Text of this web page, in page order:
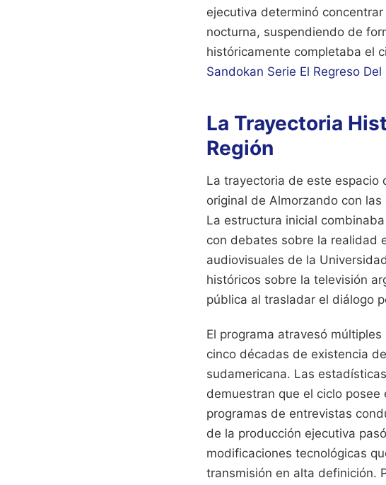
ejecutiva determinó
nocturna, suspendiendo de
históricamente completaba el
Sandokan Serie El Regreso
La Trayectoria
Región
La trayectoria de este espacio
original de Almorzando con
La estructura inicial
con debates sobre la realidad
audiovisuales de la
históricos sobre la televisión
pública al trasladar el diálogo
El programa atravesó
cinco décadas de existencia
sudamericana. Las
demuestran que el ciclo
programas de entrevistas
de la producción ejecutiva
modificaciones tecnológicas
transmisión en alta definición.